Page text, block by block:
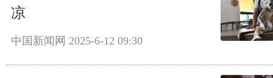
凉
中国新闻网 2025-6-12 09:30